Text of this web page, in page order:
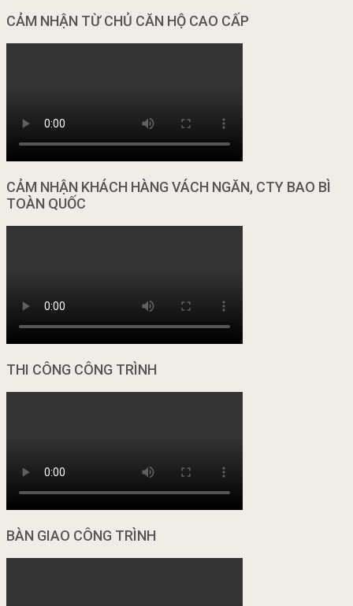
CẢM NHẬN TỪ CHỦ CĂN HỘ CAO CẤP
CẢM NHẬN KHÁCH HÀNG VÁCH NGĂN, CTY BAO BÌ
TOÀN QUỐC
THI CÔNG CÔNG TRÌNH
BÀN GIAO CÔNG TRÌNH